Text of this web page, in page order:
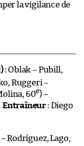
la vigilance de
: Oblak – Pubill,
Ruggeri –
60e) –
Entraîneur : Diego
– Rodríguez, Lago,